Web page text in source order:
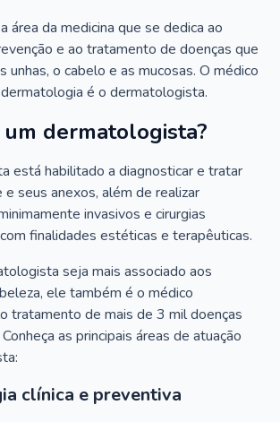
área da medicina que se dedica ao
e ao tratamento de doenças que
unhas, o cabelo e as mucosas. O médico
é o dermatologista.
dermatologista?
está habilitado a diagnosticar e tratar
seus anexos, além de realizar
invasivos e cirurgias
finalidades estéticas e terapêuticas.
seja mais associado aos
ele também é o médico
tratamento de mais de 3 mil doenças
as principais áreas de atuação
clínica e preventiva